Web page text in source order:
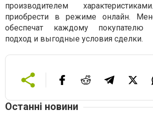
производителем
приобрести в режиме онлайн.
обеспечат каждому покупателю
подход и выгодные условия сделки.
Останні новини